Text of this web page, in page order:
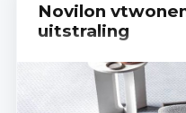
Novilon
uitstraling